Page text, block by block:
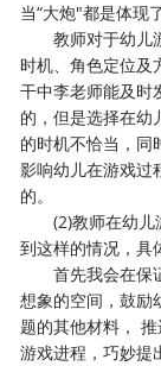
当“大炮"都是体现
教师对于幼儿游
时机、角色定位及
干中李老师能及时
的，但是选择在幼
的时机不恰当，同
影响幼儿在游戏过
的。
(2)教师在幼儿
到这样的情况，具
首先我会在保证
想象的空间，鼓励
题的其他材料，
游戏进程，巧妙提